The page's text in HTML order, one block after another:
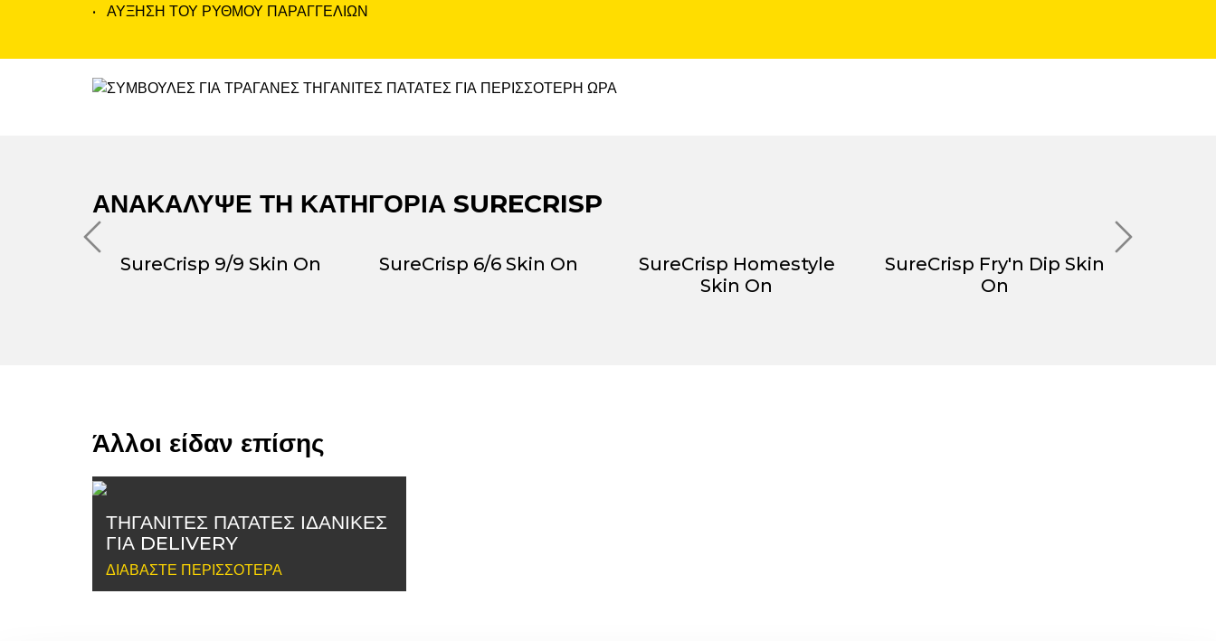
• ΑΥΞΗΣΗ ΤΟΥ ΡΥΘΜΟΥ ΠΑΡΑΓΓΕΛΙΩΝ
ΑΝΑΚΑΛΥΨΕ ΤΗ ΚΑΤΗΓΟΡΙΑ SURECRISP
SureCrisp 9/9 Skin On SureCrisp 6/6 Skin On
SureCrisp Homestyle
Skin On
SureCrisp Fry'n Dip Skin
On
Άλλοι είδαν επίσης
ΤΗΓΑΝΙΤΕΣ ΠΑΤΑΤΕΣ ΙΔΑΝΙΚΕΣ
ΓΙΑ DELIVERY
ΔΙΑΒΆΣΤΕ ΠΕΡΙΣΣΌΤΕΡΑ